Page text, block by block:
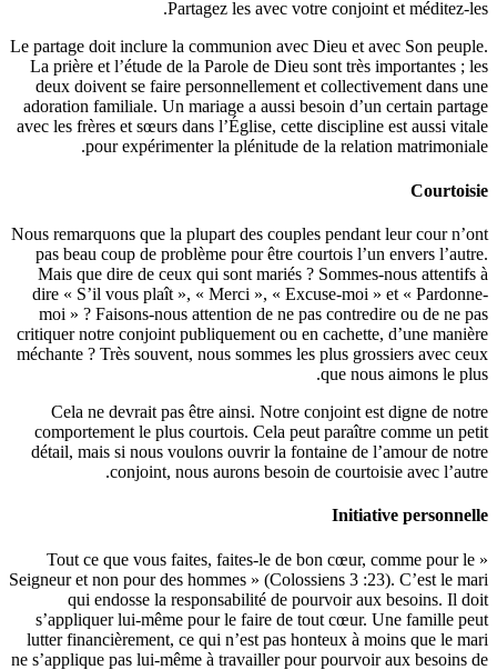
Le partage
La prière
deux
adoration
avec les
Nous
pas
Mais
dire «
moi » ?
critiquer
méchante
Cela
détail,
« Tout
Seigneur et
qui
lutter
ne